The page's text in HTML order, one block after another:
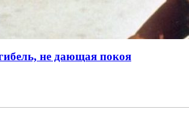
не дающая покоя